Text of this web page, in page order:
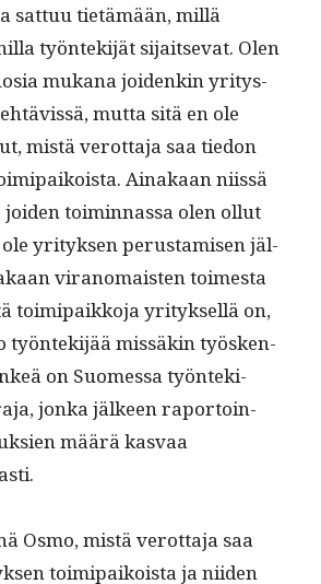
sat­tuu tietämään, mil­lä
työn­tek­i­jät sijait­se­vat. Olen
mukana joidenkin yri­tys­
mut­ta sitä en ole
mis­tä verot­ta­ja saa tiedon
Ainakaan niis­sä
toimin­nas­sa olen ollut
ole yri­tyk­sen perus­tamisen jäl­
vira­nomais­ten toimes­ta
toimi­paikko­ja yri­tyk­sel­lä on,
työn­tek­i­jää mis­säkin työsken­
on Suomes­sa työn­tek­i­
jon­ka jäl­keen rapor­toin­
määrä kas­vaa
Osmo, mis­tä verot­ta­ja saa
toimi­paikoista ja niiden